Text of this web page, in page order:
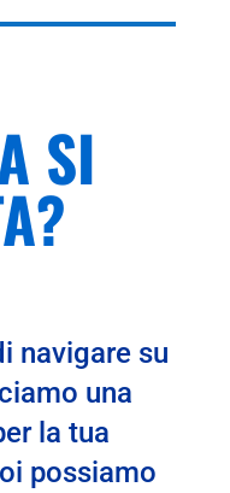
SI
navigare su
una
la tua
possiamo